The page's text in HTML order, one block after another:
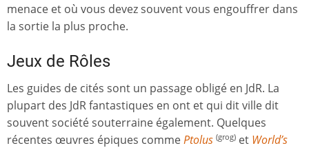
menace et où vous devez souvent vous engouffrer dans
la sortie la plus proche.
Jeux de Rôles
Les guides de cités sont un passage obligé en JdR. La
plupart des JdR fantastiques en ont et qui dit ville dit
souvent société souterraine également. Quelques
récentes œuvres épiques commePtolus (grog) et World’s